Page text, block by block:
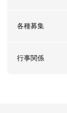
各種募集
行事関係